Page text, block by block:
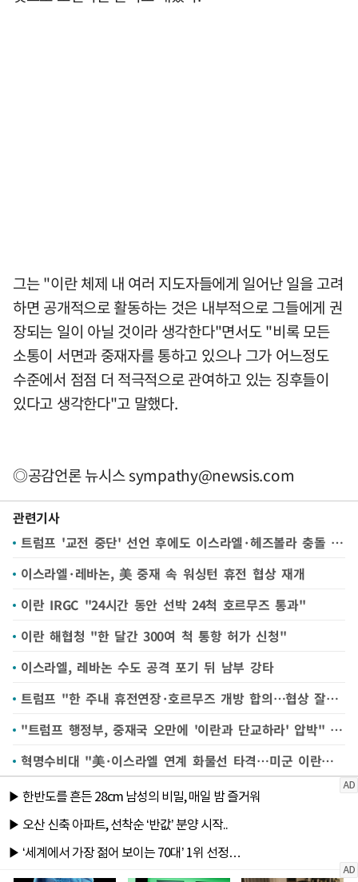
그는 "이란 체제 내 여러 지도자들에게 일어난 일을 고려
하면 공개적으로 활동하는 것은 내부적으로 그들에게 권
장되는 일이 아닐 것이라 생각한다"면서도 "비록 모든
소통이 서면과 중재자를 통하고 있으나 그가 어느정도
수준에서 점점 더 적극적으로 관여하고 있는 징후들이
있다고 생각한다"고 말했다.
◎공감언론 뉴시스sympathy@newsis.com
관련기사
트럼프 '교전 중단' 선언 후에도 이스라엘·헤즈볼라 충돌 계속
이스라엘·레바논, 美 중재 속 워싱턴 휴전 협상 재개
이란 IRGC "24시간 동안 선박 24척 호르무즈 통과"
이란 해협청 "한 달간 300여 척 통항 허가 신청"
이스라엘, 레바논 수도 공격 포기 뒤 남부 강타
트럼프 "한 주내 휴전연장·호르무즈 개방 합의…협상 잘되고 있다"(종합)
"트럼프 행정부, 중재국 오만에 '이란과 단교하라' 압박" WSJ
혁명수비대 "美·이스라엘 연계 화물선 타격…미군 이란선박 공격 대응"